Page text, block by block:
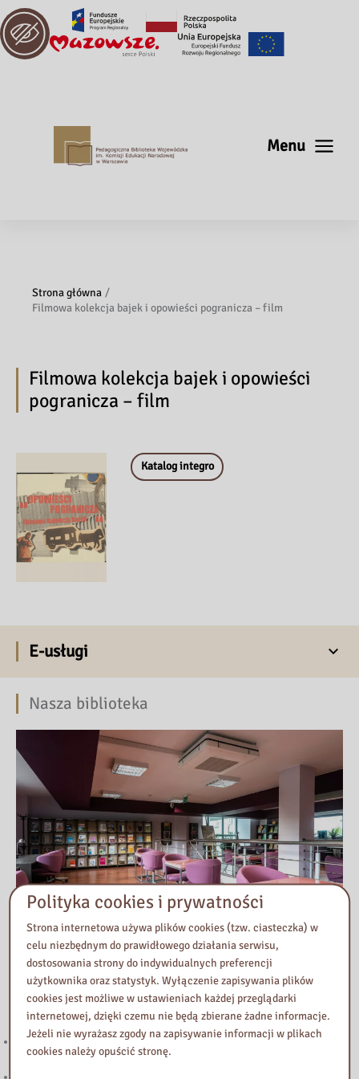
Menu
Strona główna
Filmowa kolekcja bajek i opowieści pogranicza – film
Filmowa kolekcja bajek i opowieści
pogranicza – film
Katalog integro
E-usługi
Nasza biblioteka
Przeczytaj
221. Kierunek STEAM: rozwój strefy multimedialnej w Bibliotece
Pedagogicznej w Żyrardowie
Polityka cookies i prywatności
Strona internetowa używa plików cookies (tzw. ciasteczka) w
celu niezbędnym do prawidłowego działania serwisu,
dostosowania strony do indywidualnych preferencji
użytkownika oraz statystyk. Wyłączenie zapisywania plików
cookies jest możliwe w ustawieniach każdej przeglądarki
internetowej, dzięki czemu nie będą zbierane żadne informacje.
Jeżeli nie wyrażasz zgody na zapisywanie informacji w plikach
cookies należy opuścić stronę.